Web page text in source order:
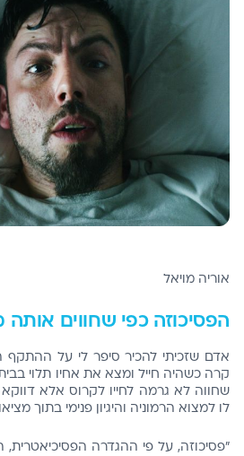
אוריה מויאל
הפסיכוזה כפי שחווים אותה
אדם שזכיתי להכיר סיפר לי על ההתקף
קרה כשהיה חייל ומצא את אחיו תלוי
שחווה לא גרמה לחייו לקרוס אלא
לו למצוא הרמוניה והיגיון פנימי בתוך
"פסיכוזה, על פי ההגדרה הפסיכיאטרית,